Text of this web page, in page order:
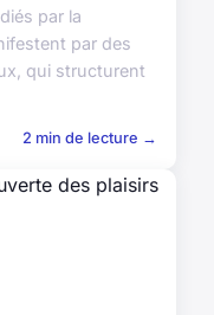
par la
par des
qui structurent
2 min de lecture →